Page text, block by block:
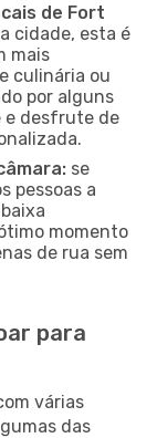
de Fort
cidade, esta é
mais
culinária ou
por alguns
e desfrute de
se
pessoas a
momento
de rua sem
para
várias
das